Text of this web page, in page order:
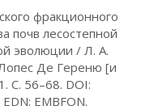
фракционного
почв лесостепной
эволюции / Л. А.
Де Гереню [и
С. 56–68. DOI:
EMBFON.